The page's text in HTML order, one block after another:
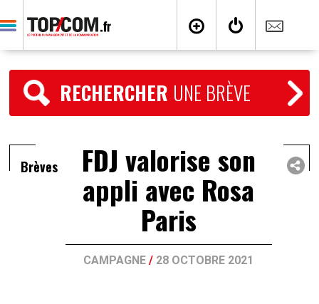
RECHERCHER UNE BRÈVE
Brèves FDJ valorise son
appli avec Rosa
Paris
CAMPAGNE / 28 OCTOBRE 2021